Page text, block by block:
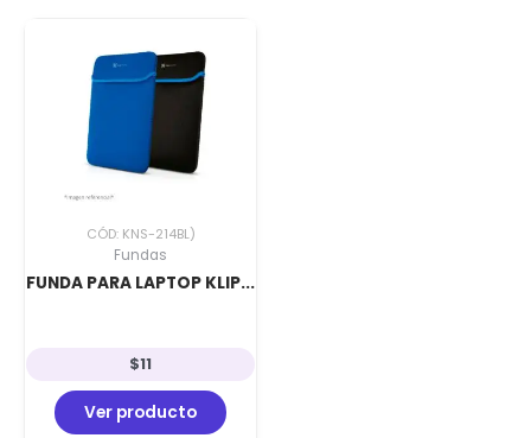
CÓD: KNS-214BL)
Fundas
FUNDA PARA LAPTOP KLIP...
$11
Ver producto